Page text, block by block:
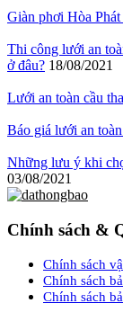
Giàn phơi Hòa
Thi công lưới an
ở đâu? 18/08/2021
Lưới an toàn cầu
Báo giá lưới an
Những lưu ý khi
03/08/2021
Chính sách &
Chính sách
Chính sách
Chính sách